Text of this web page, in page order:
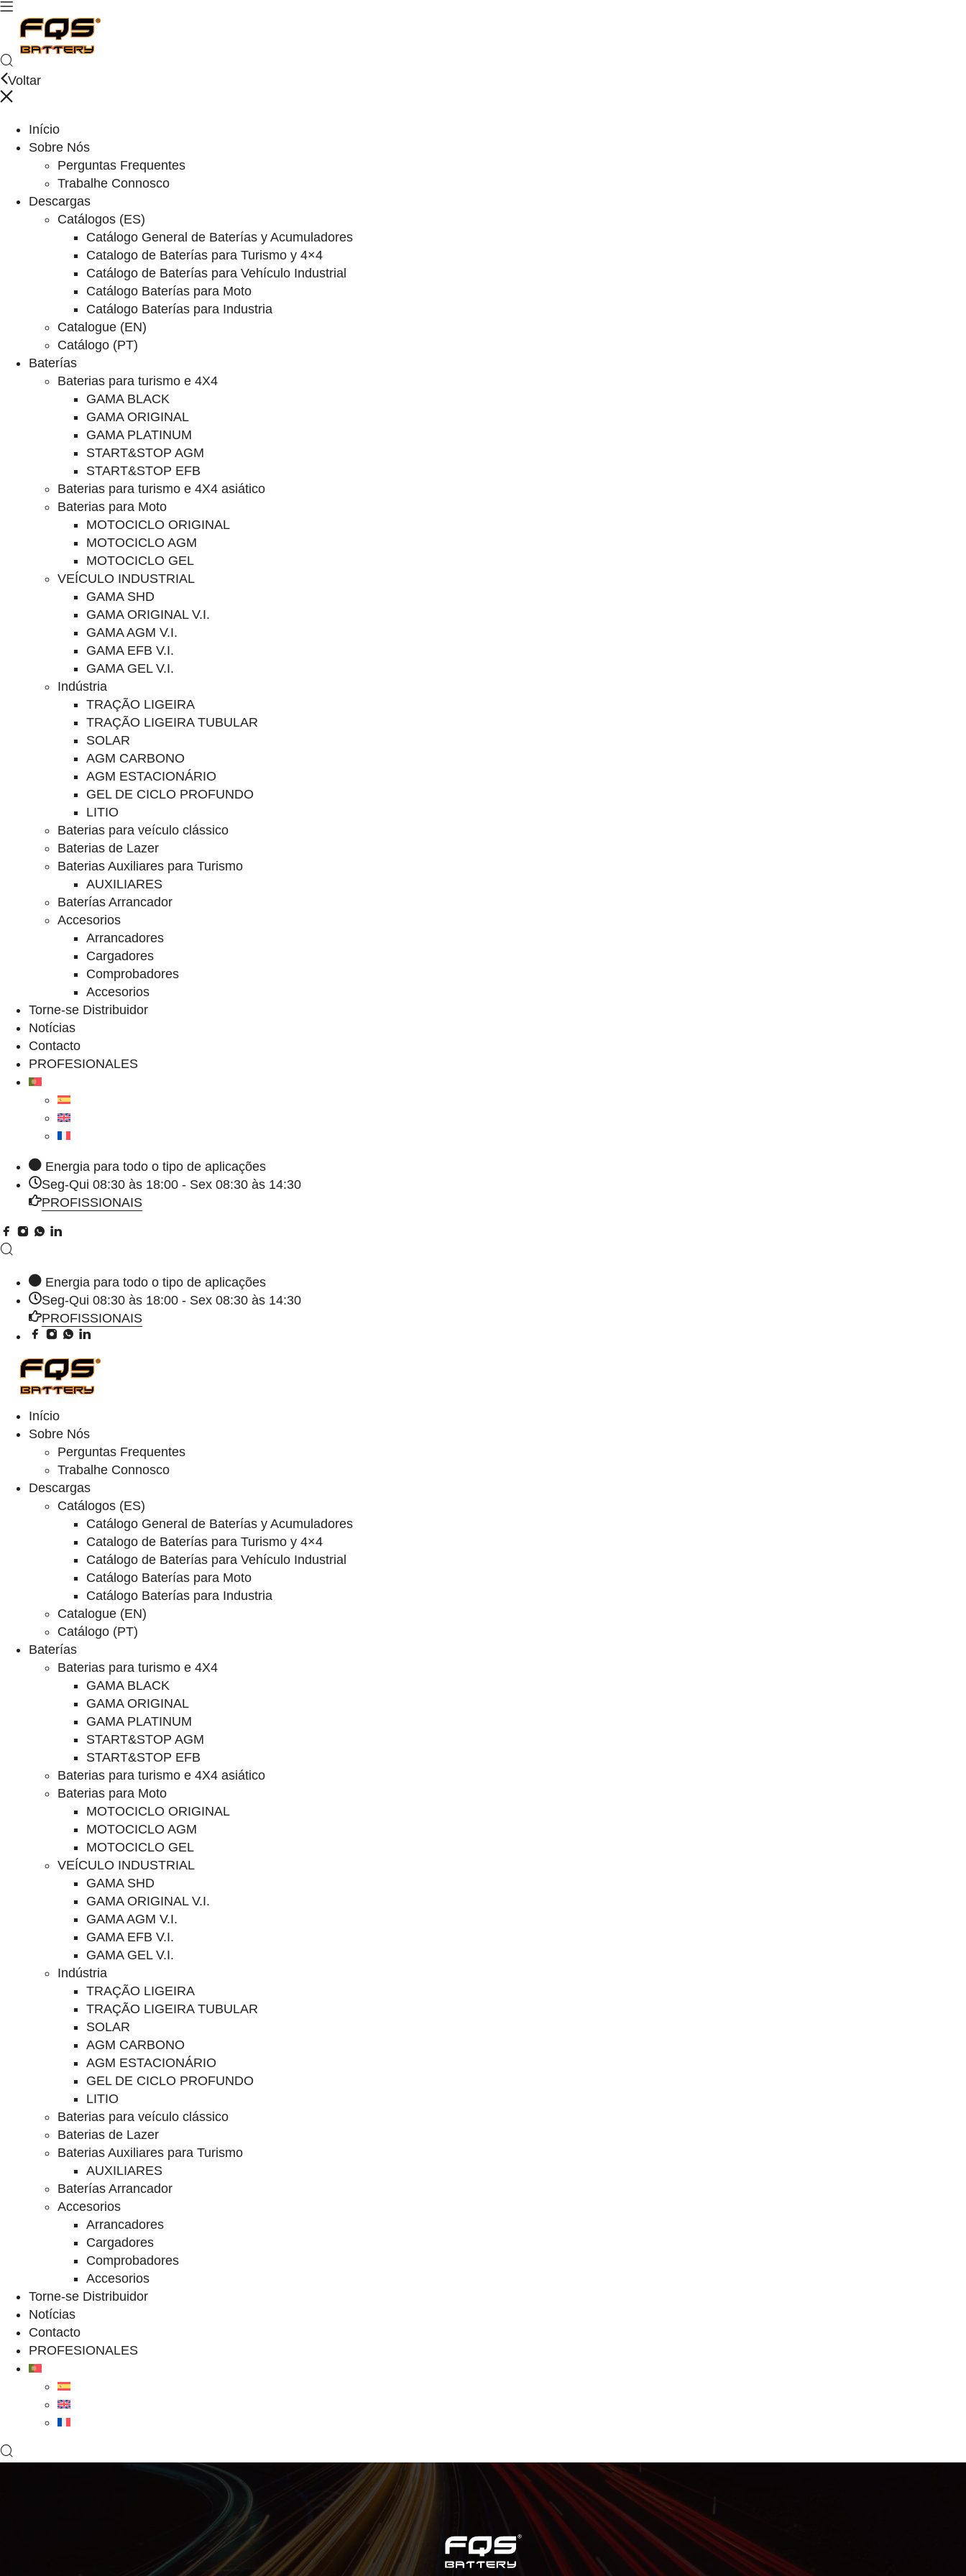
Voltar
Início
Sobre Nós
Perguntas Frequentes
Trabalhe Connosco
Descargas
Catálogos (ES)
Catálogo General de Baterías y Acumuladores
Catalogo de Baterías para Turismo y 4×4
Catálogo de Baterías para Vehículo Industrial
Catálogo Baterías para Moto
Catálogo Baterías para Industria
Catalogue (EN)
Catálogo (PT)
Baterías
Baterias para turismo e 4X4
GAMA BLACK
GAMA ORIGINAL
GAMA PLATINUM
START&STOP AGM
START&STOP EFB
Baterias para turismo e 4X4 asiático
Baterias para Moto
MOTOCICLO ORIGINAL
MOTOCICLO AGM
MOTOCICLO GEL
VEÍCULO INDUSTRIAL
GAMA SHD
GAMA ORIGINAL V.I.
GAMA AGM V.I.
GAMA EFB V.I.
GAMA GEL V.I.
Indústria
TRAÇÃO LIGEIRA
TRAÇÃO LIGEIRA TUBULAR
SOLAR
AGM CARBONO
AGM ESTACIONÁRIO
GEL DE CICLO PROFUNDO
LITIO
Baterias para veículo clássico
Baterias de Lazer
Baterias Auxiliares para Turismo
AUXILIARES
Baterías Arrancador
Accesorios
Arrancadores
Cargadores
Comprobadores
Accesorios
Torne-se Distribuidor
Notícias
Contacto
PROFESIONALES
Energia para todo o tipo de aplicações
Seg-Qui 08:30 às 18:00 - Sex 08:30 às 14:30
PROFISSIONAIS
Energia para todo o tipo de aplicações
Seg-Qui 08:30 às 18:00 - Sex 08:30 às 14:30
PROFISSIONAIS
Início
Sobre Nós
Perguntas Frequentes
Trabalhe Connosco
Descargas
Catálogos (ES)
Catálogo General de Baterías y Acumuladores
Catalogo de Baterías para Turismo y 4×4
Catálogo de Baterías para Vehículo Industrial
Catálogo Baterías para Moto
Catálogo Baterías para Industria
Catalogue (EN)
Catálogo (PT)
Baterías
Baterias para turismo e 4X4
GAMA BLACK
GAMA ORIGINAL
GAMA PLATINUM
START&STOP AGM
START&STOP EFB
Baterias para turismo e 4X4 asiático
Baterias para Moto
MOTOCICLO ORIGINAL
MOTOCICLO AGM
MOTOCICLO GEL
VEÍCULO INDUSTRIAL
GAMA SHD
GAMA ORIGINAL V.I.
GAMA AGM V.I.
GAMA EFB V.I.
GAMA GEL V.I.
Indústria
TRAÇÃO LIGEIRA
TRAÇÃO LIGEIRA TUBULAR
SOLAR
AGM CARBONO
AGM ESTACIONÁRIO
GEL DE CICLO PROFUNDO
LITIO
Baterias para veículo clássico
Baterias de Lazer
Baterias Auxiliares para Turismo
AUXILIARES
Baterías Arrancador
Accesorios
Arrancadores
Cargadores
Comprobadores
Accesorios
Torne-se Distribuidor
Notícias
Contacto
PROFESIONALES